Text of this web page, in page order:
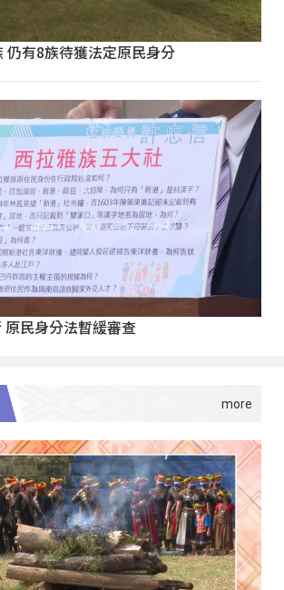
仍有8族待獲法定原民身分
民身分法暫緩審查